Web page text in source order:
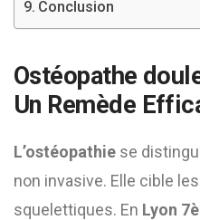
Conclusion
Ostéopathe
Un Remède
L’ostéopathie se
non invasive. Elle cible
squelettiques. En Lyon